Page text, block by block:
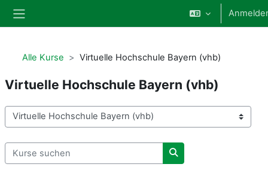
Website-Übersicht
Alle Kurse Virtuelle Hochschule Bayern (vhb)
Virtuelle Hochschule Bayern (vhb)
Kursbereiche
Kurse suchen
Kurse suchen